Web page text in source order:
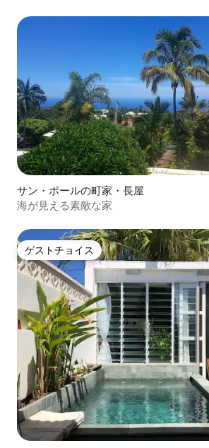
サン・ポールの町家・長屋
海が見える素敵な家
ゲストチョイス
ゲストチョイス